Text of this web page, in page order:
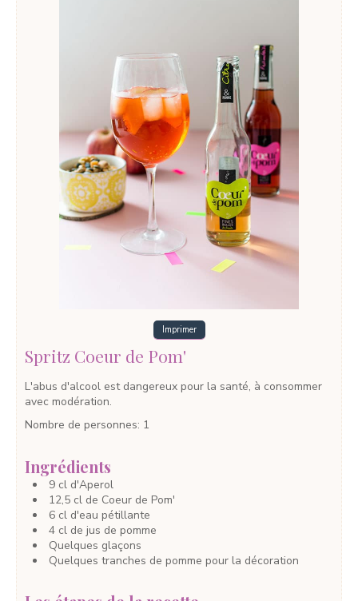
Imprimer
Spritz Coeur de Pom'
L'abus d'alcool est dangereux pour la santé, à consommer
avec modération.
Nombre de personnes: 1
Ingrédients
9 cl d'Aperol
12,5 cl de Coeur de Pom'
6 cl d'eau pétillante
4 cl de jus de pomme
Quelques glaçons
Quelques tranches de pomme pour la décoration